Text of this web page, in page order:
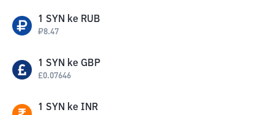
1 SYN ke RUB
₽8.47
1 SYN ke GBP
£0.07646
1 SYN ke INR